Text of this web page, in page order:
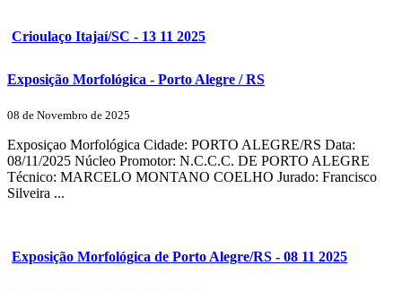
Crioulaço Itajaí/SC - 13 11 2025
Exposição Morfológica - Porto Alegre / RS
08 de Novembro de 2025
Exposiçao Morfológica Cidade: PORTO ALEGRE/RS Data:
08/11/2025 Núcleo Promotor: N.C.C.C. DE PORTO ALEGRE
Técnico: MARCELO MONTANO COELHO Jurado: Francisco
Silveira ...
Exposição Morfológica de Porto Alegre/RS - 08 11 2025